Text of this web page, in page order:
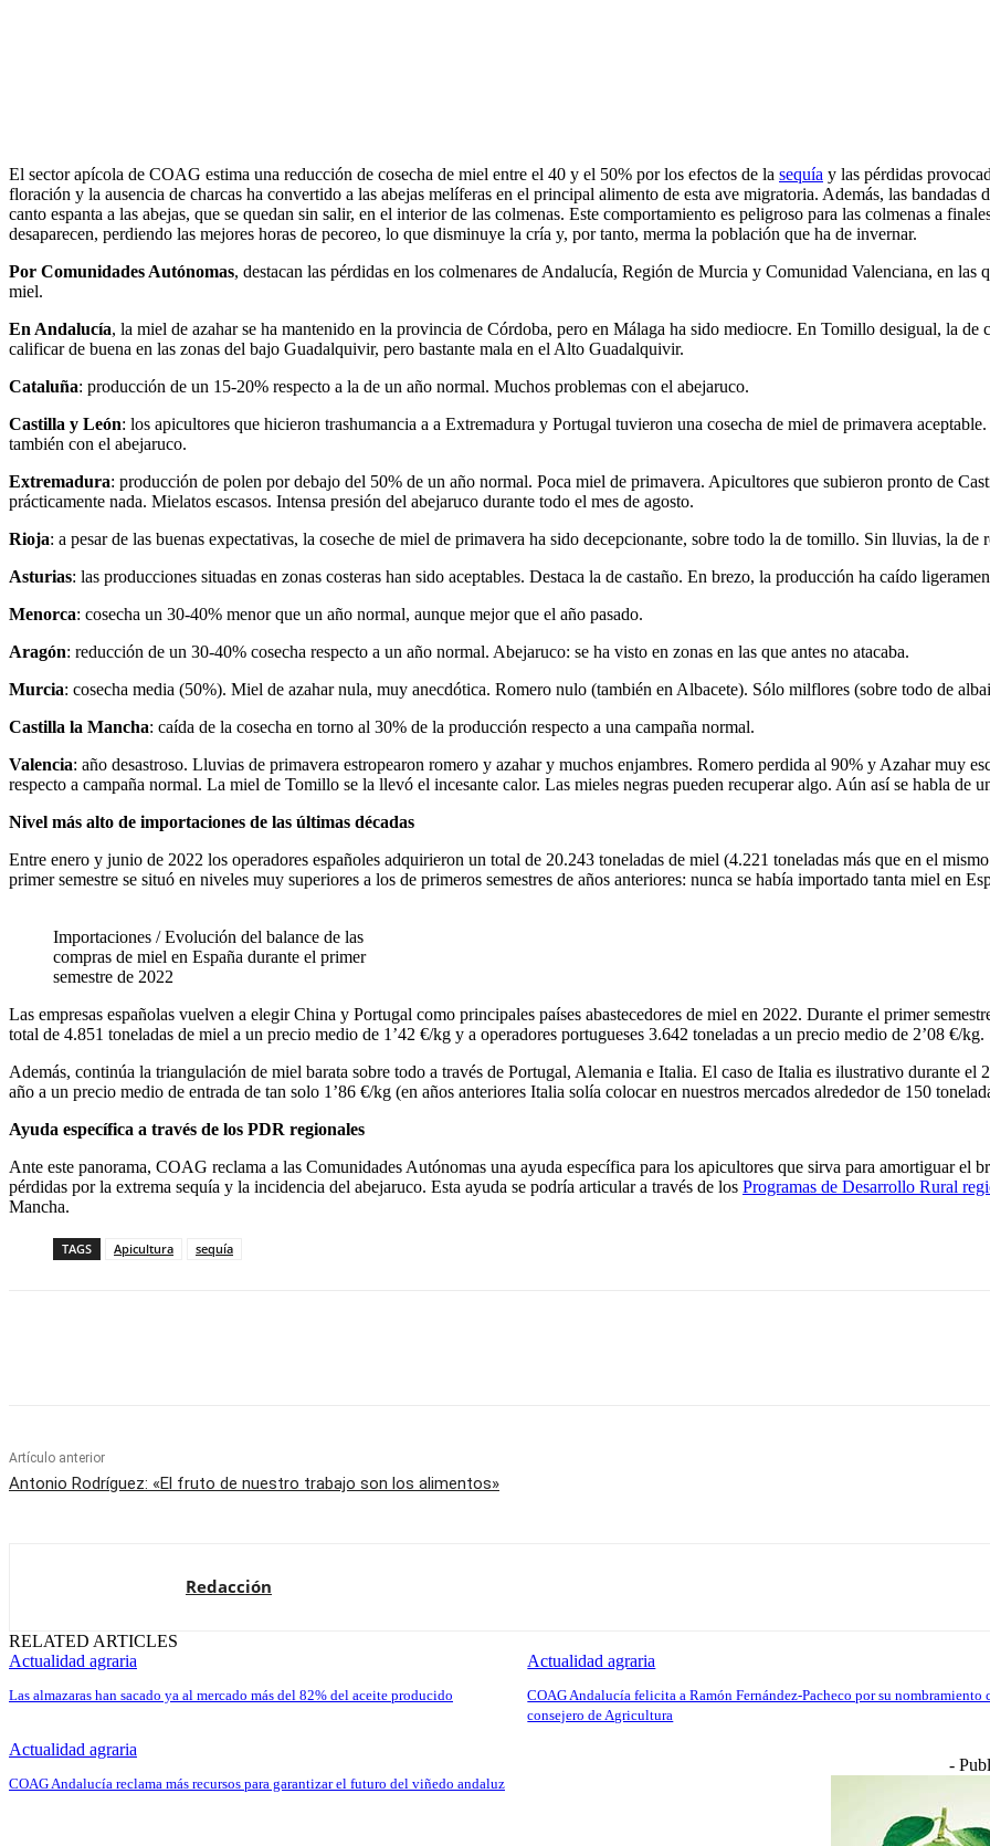
El sector apícola de COAG estima una reducción de cosecha de miel entre el 40 y el 50% por los efectos de la sequía y las pérdidas
floración y la ausencia de charcas ha convertido a las abejas melíferas en el principal alimento de esta ave migratoria. Además, las bandadas
canto espanta a las abejas, que se quedan sin salir, en el interior de las colmenas. Este comportamiento es peligroso para las colmenas a
desaparecen, perdiendo las mejores horas de pecoreo, lo que disminuye la cría y, por tanto, merma la población que ha de invernar.
Por Comunidades Autónomas, destacan las pérdidas en los colmenares de Andalucía, Región de Murcia y Comunidad Valenciana, en las
miel.
En Andalucía, la miel de azahar se ha mantenido en la provincia de Córdoba, pero en Málaga ha sido mediocre. En Tomillo desigual, la de
calificar de buena en las zonas del bajo Guadalquivir, pero bastante mala en el Alto Guadalquivir.
Cataluña: producción de un 15-20% respecto a la de un año normal. Muchos problemas con el abejaruco.
Castilla y León: los apicultores que hicieron trashumancia a a Extremadura y Portugal tuvieron una cosecha de miel de primavera
también con el abejaruco.
Extremadura: producción de polen por debajo del 50% de un año normal. Poca miel de primavera. Apicultores que subieron pronto de
prácticamente nada. Mielatos escasos. Intensa presión del abejaruco durante todo el mes de agosto.
Rioja: a pesar de las buenas expectativas, la coseche de miel de primavera ha sido decepcionante, sobre todo la de tomillo. Sin lluvias, la de
Asturias: las producciones situadas en zonas costeras han sido aceptables. Destaca la de castaño. En brezo, la producción ha caído
Menorca: cosecha un 30-40% menor que un año normal, aunque mejor que el año pasado.
Aragón: reducción de un 30-40% cosecha respecto a un año normal. Abejaruco: se ha visto en zonas en las que antes no atacaba.
Murcia: cosecha media (50%). Miel de azahar nula, muy anecdótica. Romero nulo (también en Albacete). Sólo milflores (sobre todo de
Castilla la Mancha: caída de la cosecha en torno al 30% de la producción respecto a una campaña normal.
Valencia: año desastroso. Lluvias de primavera estropearon romero y azahar y muchos enjambres. Romero perdida al 90% y Azahar muy
respecto a campaña normal. La miel de Tomillo se la llevó el incesante calor. Las mieles negras pueden recuperar algo. Aún así se habla de
Nivel más alto de importaciones de las últimas décadas
Entre enero y junio de 2022 los operadores españoles adquirieron un total de 20.243 toneladas de miel (4.221 toneladas más que en el
primer semestre se situó en niveles muy superiores a los de primeros semestres de años anteriores: nunca se había importado tanta miel en
Importaciones / Evolución del balance de las
compras de miel en España durante el primer
semestre de 2022
Las empresas españolas vuelven a elegir China y Portugal como principales países abastecedores de miel en 2022. Durante el primer
total de 4.851 toneladas de miel a un precio medio de 1’42 €/kg y a operadores portugueses 3.642 toneladas a un precio medio de 2’08 €/kg.
Además, continúa la triangulación de miel barata sobre todo a través de Portugal, Alemania e Italia. El caso de Italia es ilustrativo durante el
año a un precio medio de entrada de tan solo 1’86 €/kg (en años anteriores Italia solía colocar en nuestros mercados alrededor de 150
Ayuda específica a través de los PDR regionales
Ante este panorama, COAG reclama a las Comunidades Autónomas una ayuda específica para los apicultores que sirva para amortiguar el
pérdidas por la extrema sequía y la incidencia del abejaruco. Esta ayuda se podría articular a través de los Programas de Desarrollo Rural
Mancha.
TAGS Apicultura sequía
Artículo anterior
Antonio Rodríguez: «El fruto de nuestro trabajo son los alimentos»
Redacción
RELATED ARTICLES
Actualidad agraria
Las almazaras han sacado ya al mercado más del 82% del aceite producido
Actualidad agraria
COAG Andalucía felicita a Ramón Fernández-Pacheco por su nombramiento
consejero de Agricultura
Actualidad agraria
COAG Andalucía reclama más recursos para garantizar el futuro del viñedo andaluz
-